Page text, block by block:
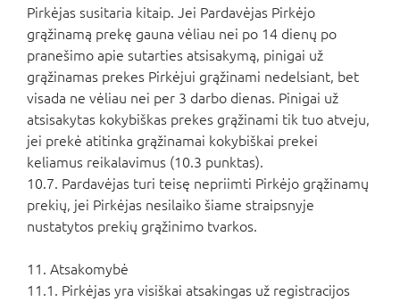
Pirkėjas susitaria kitaip. Jei Pardavėjas Pirkėjo
grąžinamą prekę gauna vėliau nei po 14 dienų po
pranešimo apie sutarties atsisakymą, pinigai už
grąžinamas prekes Pirkėjui grąžinami nedelsiant, bet
visada ne vėliau nei per 3 darbo dienas. Pinigai už
atsisakytas kokybiškas prekes grąžinami tik tuo atveju,
jei prekė atitinka grąžinamai kokybiškai prekei
keliamus reikalavimus (10.3 punktas).
10.7. Pardavėjas turi teisę nepriimti Pirkėjo grąžinamų
prekių, jei Pirkėjas nesilaiko šiame straipsnyje
nustatytos prekių grąžinimo tvarkos.
11. Atsakomybė
11.1. Pirkėjas yra visiškai atsakingas už registracijos